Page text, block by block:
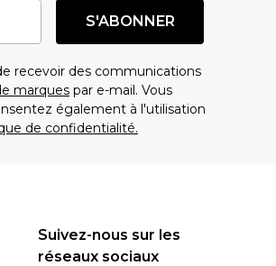
S'ABONNER
recevoir des communications
marques par e-mail. Vous
également à l'utilisation
de confidentialité.
Suivez-nous sur les
réseaux sociaux